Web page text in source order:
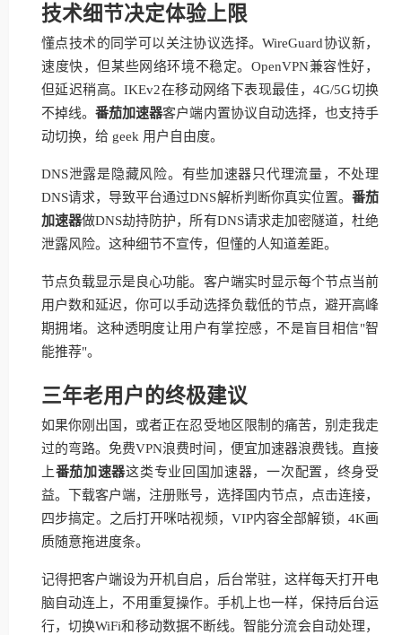
技术细节决定体验上限
懂点技术的同学可以关注协议选择。WireGuard协议新，
速度快，但某些网络环境不稳定。OpenVPN兼容性好，
但延迟稍高。IKEv2在移动网络下表现最佳，4G/5G切换
不掉线。番茄加速器客户端内置协议自动选择，也支持手
动切换，给 geek 用户自由度。
DNS泄露是隐藏风险。有些加速器只代理流量，不处理
DNS请求，导致平台通过DNS解析判断你真实位置。 番茄
加速器做DNS劫持防护，所有DNS请求走加密隧道，杜绝
泄露风险。这种细节不宣传，但懂的人知道差距。
节点负载显示是良心功能。客户端实时显示每个节点当前
用户数和延迟，你可以手动选择负载低的节点，避开高峰
期拥堵。这种透明度让用户有掌控感，不是盲目相信"智
能推荐"。
三年老用户的终极建议
如果你刚出国，或者正在忍受地区限制的痛苦，别走我走
过的弯路。免费VPN浪费时间，便宜加速器浪费钱。直接
上番茄加速器这类专业回国加速器，一次配置，终身受
益。下载客户端，注册账号，选择国内节点，点击连接，
四步搞定。之后打开咪咕视频，VIP内容全部解锁，4K画
质随意拖进度条。
记得把客户端设为开机自启，后台常驻，这样每天打开电
脑自动连上，不用重复操作。手机上也一样，保持后台运
行，切换WiFi和移动数据不断线。智能分流会自动处理，